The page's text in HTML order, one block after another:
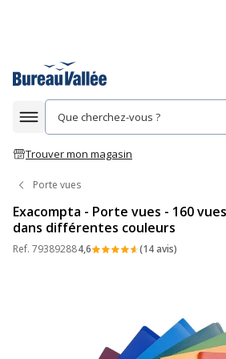
Afficher la navigation
Trouver mon magasin
Porte vues
Exacompta - Porte vues - 160
dans différentes couleurs
Ref. 793892884,6 (14 avis)